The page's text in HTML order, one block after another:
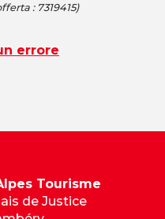
: 7319415)
errore
Tourisme
de Justice